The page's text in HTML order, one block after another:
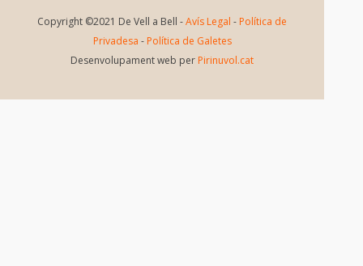
Copyright ©2021 De Vell a Bell -Avís Legal - Política de
Privadesa - Política de Galetes
Desenvolupament web per Pirinuvol.cat